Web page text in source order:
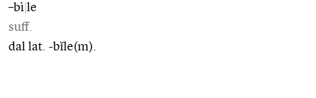
–bì le
suff.
dal lat. -bĭle(m).